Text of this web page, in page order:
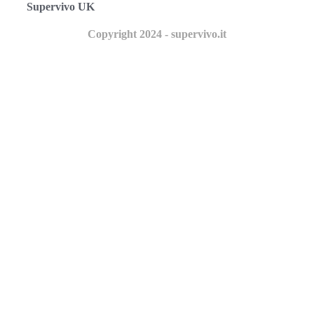
Supervivo UK
Copyright 2024 - supervivo.it